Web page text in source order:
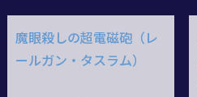
魔眼殺しの超電磁砲（レ
ールガン・タスラム）